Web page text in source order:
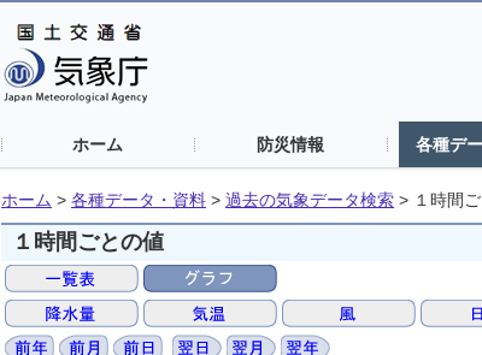
ホーム 防災情報 各種デ
ホーム > 各種データ・資料 > 過去の気象データ検索 > １時間
１時間ごとの値